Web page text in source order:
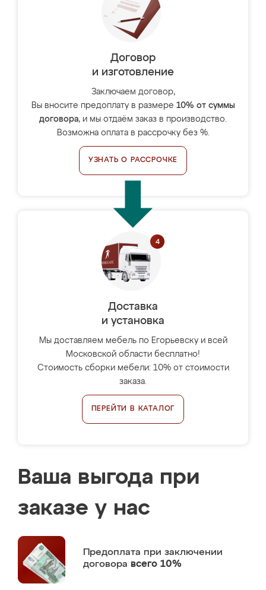
Договор
и изготовление
Заключаем договор,
Вы вносите предоплату в размере 10% от суммы
договора, и мы отдаём заказ в производство.
Возможна оплата в рассрочку без %.
УЗНАТЬ О РАССРОЧКЕ
Доставка
и установка
Мы доставляем мебель по Егорьевску и всей
Московской области бесплатно!
Стоимость сборки мебели: 10% от стоимости
заказа.
ПЕРЕЙТИ В КАТАЛОГ
Ваша выгода при
заказе у нас
Предоплата при заключении
договора всего 10%